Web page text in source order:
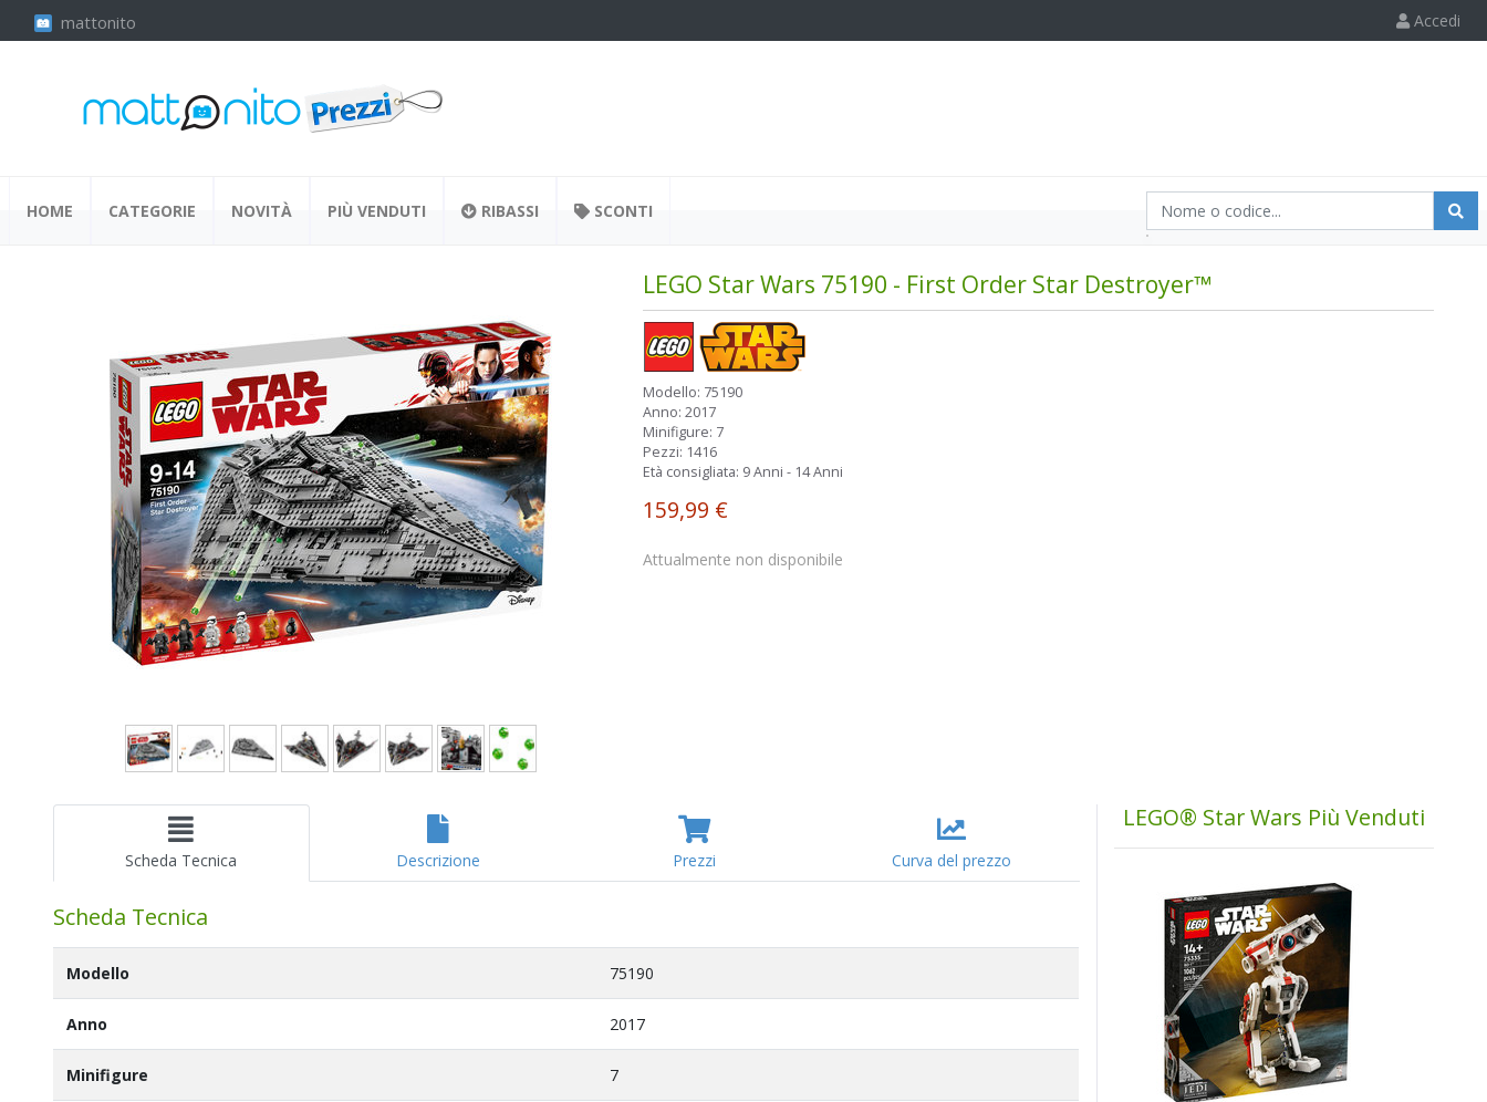
mattonito Accedi
HOME CATEGORIE NOVITÀ PIÙ VENDUTI RIBASSI SCONTI
LEGO Star Wars 75190 - First Order Star Destroyer™
Modello: 75190
Anno: 2017
Minifigure: 7
Pezzi: 1416
Età consigliata: 9 Anni - 14 Anni
159,99 €
Attualmente non disponibile
Scheda Tecnica Descrizione Prezzi Curva del prezzo
Scheda Tecnica
Modello 75190
Anno 2017
Minifigure 7
LEGO® Star Wars Più Venduti